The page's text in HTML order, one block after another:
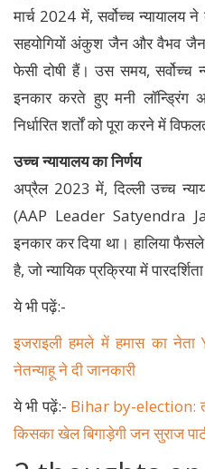
मार्च 2024 में, सर्वोच्च
सहयोगियों अंकुश जैन और वैभव जैन,
फेसी दोषी हैं। उस समय,
इनकार करते हुए मनी लॉन्ड्रिंग
निर्धारित शर्तों को पूरा करने में
उच्च न्यायालय का निर्णय
अप्रैल 2023 में, दिल्ली उच्च
(AAP Leader Satyendra
इनकार कर दिया था। हालिया
है, जो न्यायिक प्रक्रिया में
ये भी पढ़ें:-
इजराइली हमले में हमास का नेता
नेतन्याहू ने दी जानकारी
ये भी पढ़ें:- Bihar by-election:
किसका खेल बिगाड़ेगी जन सुराज